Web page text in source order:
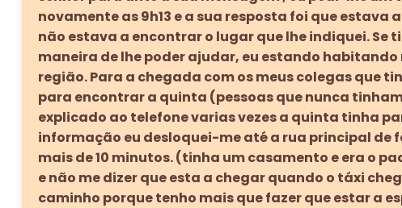
novamente as 9h13 e a sua resposta foi que estava
não estava a encontrar o lugar que lhe indiquei.
maneira de lhe poder ajudar, eu estando
região. Para a chegada com os meus colegas que
para encontrar a quinta (pessoas que nunca
explicado ao telefone varias vezes a quinta tinha
informação eu desloquei-me até a rua principal de
mais de 10 minutos. (tinha um casamento e era o
e não me dizer que esta a chegar quando o táxi
caminho porque tenho mais que fazer que estar a